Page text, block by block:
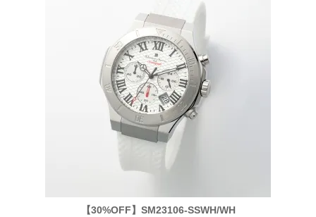
【30%OFF】SM23106-SSWH/WH